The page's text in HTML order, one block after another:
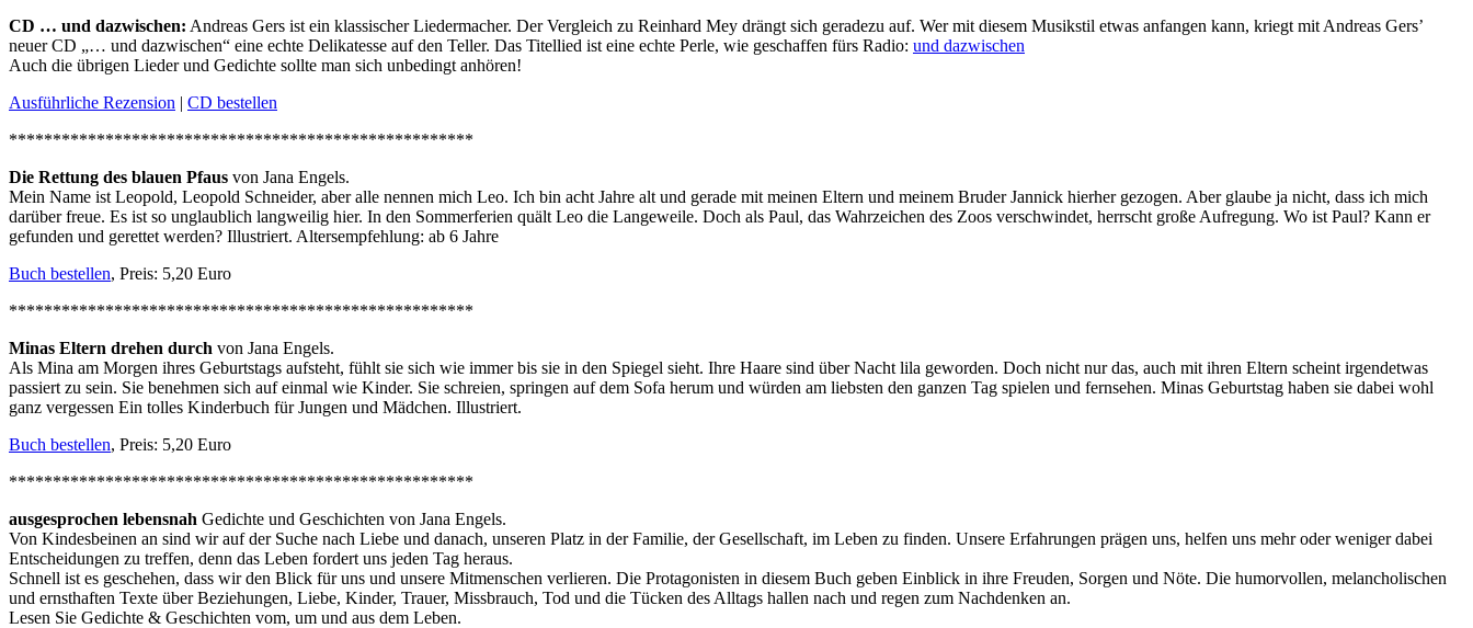
CD … und dazwischen: Andreas Gers ist ein klassischer Liedermacher. Der Vergleich zu Reinhard Mey drängt sich geradezu auf. Wer mit diesem Musikstil etwas anfangen kann, kriegt mit Andreas Gers’
neuer CD „… und dazwischen“ eine echte Delikatesse auf den Teller. Das Titellied ist eine echte Perle, wie geschaffen fürs Radio: und dazwischen
Auch die übrigen Lieder und Gedichte sollte man sich unbedingt anhören!
Ausführliche Rezension | CD bestellen
*****************************************************
Die Rettung des blauen Pfaus von Jana Engels.
Mein Name ist Leopold, Leopold Schneider, aber alle nennen mich Leo. Ich bin acht Jahre alt und gerade mit meinen Eltern und meinem Bruder Jannick hierher gezogen. Aber glaube ja nicht, dass ich mich
darüber freue. Es ist so unglaublich langweilig hier. In den Sommerferien quält Leo die Langeweile. Doch als Paul, das Wahrzeichen des Zoos verschwindet, herrscht große Aufregung. Wo ist Paul? Kann er
gefunden und gerettet werden? Illustriert. Altersempfehlung: ab 6 Jahre
Buch bestellen, Preis: 5,20 Euro
*****************************************************
Minas Eltern drehen durch von Jana Engels.
Als Mina am Morgen ihres Geburtstags aufsteht, fühlt sie sich wie immer bis sie in den Spiegel sieht. Ihre Haare sind über Nacht lila geworden. Doch nicht nur das, auch mit ihren Eltern scheint irgendetwas
passiert zu sein. Sie benehmen sich auf einmal wie Kinder. Sie schreien, springen auf dem Sofa herum und würden am liebsten den ganzen Tag spielen und fernsehen. Minas Geburtstag haben sie dabei wohl
ganz vergessen Ein tolles Kinderbuch für Jungen und Mädchen. Illustriert.
Buch bestellen, Preis: 5,20 Euro
*****************************************************
ausgesprochen lebensnah Gedichte und Geschichten von Jana Engels.
Von Kindesbeinen an sind wir auf der Suche nach Liebe und danach, unseren Platz in der Familie, der Gesellschaft, im Leben zu finden. Unsere Erfahrungen prägen uns, helfen uns mehr oder weniger dabei
Entscheidungen zu treffen, denn das Leben fordert uns jeden Tag heraus.
Schnell ist es geschehen, dass wir den Blick für uns und unsere Mitmenschen verlieren. Die Protagonisten in diesem Buch geben Einblick in ihre Freuden, Sorgen und Nöte. Die humorvollen, melancholischen
und ernsthaften Texte über Beziehungen, Liebe, Kinder, Trauer, Missbrauch, Tod und die Tücken des Alltags hallen nach und regen zum Nachdenken an.
Lesen Sie Gedichte & Geschichten vom, um und aus dem Leben.